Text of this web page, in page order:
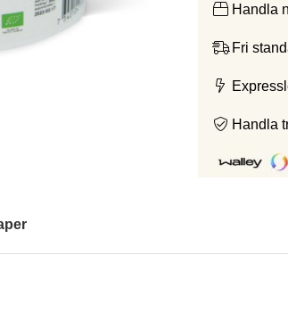
Handla
Fri
Handla